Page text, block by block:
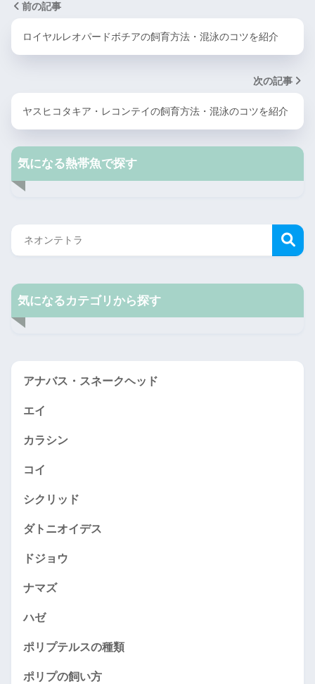
前の記事
ロイヤルレオパードボチアの飼育方法・混泳のコツを紹介
次の記事
ヤスヒコタキア・レコンテイの飼育方法・混泳のコツを紹介
気になる熱帯魚で探す
気になるカテゴリから探す
アナバス・スネークヘッド
エイ
カラシン
コイ
シクリッド
ダトニオイデス
ドジョウ
ナマズ
ハゼ
ポリプテルスの種類
ポリプの飼い方